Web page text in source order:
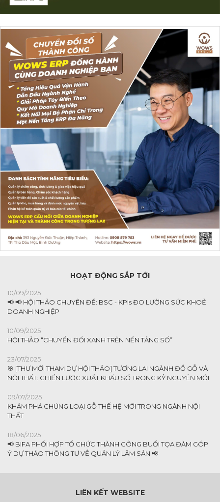
HOẠT ĐỘNG SẮP TỚI
10/09/2025
📢 📢 HỘI THẢO CHUYÊN ĐỀ: BSC - KPIs ĐO LƯỜNG SỨC KHOẺ
DOANH NGHIỆP
10/09/2025
HỘI THẢO “CHUYỂN ĐỔI XANH TRÊN NỀN TẢNG SỐ”
23/07/2025
🎯 [THƯ MỜI THAM DỰ HỘI THẢO] TƯƠNG LAI NGÀNH ĐỒ GỖ VÀ
NỘI THẤT: CHIẾN LƯỢC XUẤT KHẨU SỐ TRONG KỶ NGUYÊN MỚI
09/07/2025
KHÁM PHÁ CHỦNG LOẠI GỖ THẾ HỆ MỚI TRONG NGÀNH NỘI
THẤT
18/06/2025
📢 BIFA PHỐI HỢP TỔ CHỨC THÀNH CÔNG BUỔI TỌA ĐÀM GÓP
Ý DỰ THẢO THÔNG TƯ VỀ QUẢN LÝ LÂM SẢN 📢
LIÊN KẾT WEBSITE